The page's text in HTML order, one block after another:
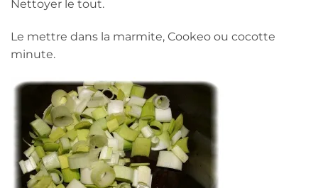
Nettoyer le tout.
Le mettre dans la marmite, Cookeo ou cocotte
minute.